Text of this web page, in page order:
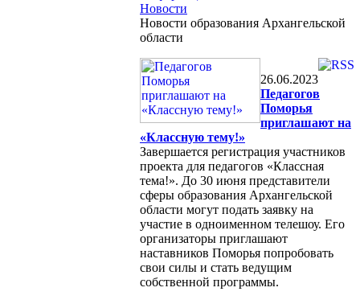
Новости
Новости образования Архангельской
области
26.06.2023
Педагогов
Поморья
приглашают на
«Классную тему!»
Завершается регистрация участников
проекта для педагогов «Классная
тема!». До 30 июня представители
сферы образования Архангельской
области могут подать заявку на
участие в одноименном телешоу. Его
организаторы приглашают
наставников Поморья попробовать
свои силы и стать ведущим
собственной программы.